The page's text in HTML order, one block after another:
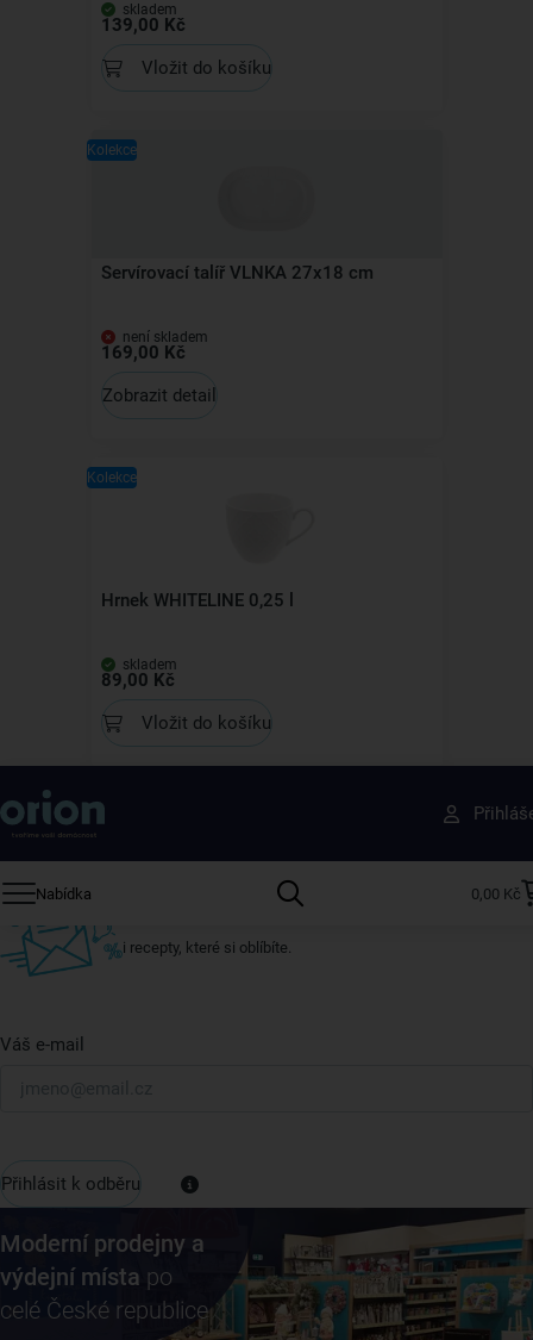
skladem
139,00 Kč
Vložit do košíku
Kolekce
Servírovací talíř VLNKA 27x18 cm
není skladem
169,00 Kč
Zobrazit detail
Kolekce
Hrnek WHITELINE 0,25 l
skladem
89,00 Kč
Vložit do košíku
Nabídka 0,00 Kč
Získejte rady, recepty a tipy na slevy dřív než
ostatní
Přihlaste se k odběru našeho newsletteru.
i recepty, které si oblíbíte.
Váš e-mail
Přihlásit k odběru
Moderní prodejny a
výdejní místa po
celé České republice